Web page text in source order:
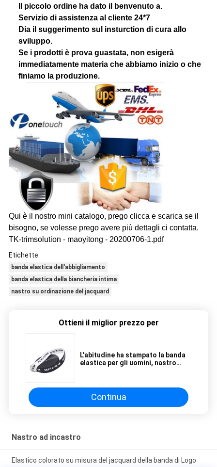
Il piccolo ordine ha dato il benvenuto a.
Servizio di assistenza al cliente 24*7
Dia il suggerimento sul insturction di cura allo
sviluppo.
Se i prodotti è prova guastata, non esigerà
immediatamente materia che abbiamo inizio o che
finiamo la produzione.
Qui è il nostro mini catalogo, prego clicca e scarica se il
bisogno, se volesse prego avere più dettagli ci contatta.
TK-trimsolution - maoyitong - 20200706-1.pdf
Etichette:
banda elastica dell'abbigliamento
banda elastica della biancheria intima
nastro su ordinazione del jacquard
Ottieni il miglior prezzo per
L'abitudine ha stampato la banda
elastica per gli uomini, nastro
pesce della banda del panno
Continua
Nastro ad incastro
Elastico colorato su misura del jacquard della banda di Logo